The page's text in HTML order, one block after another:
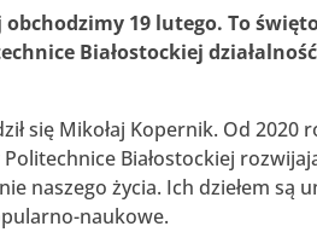
19 lutego. To
Białostockiej
się Mikołaj Kopernik. Od
Białostockiej
naszego życia. Ich dziełem
naukowe.